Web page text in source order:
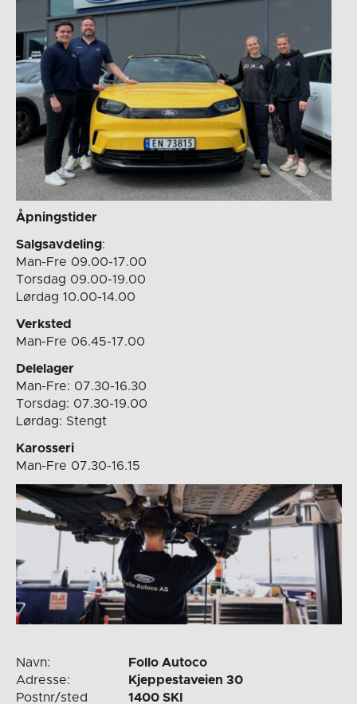
Åpningstider
Salgsavdeling:
Man-Fre 09.00-17.00
Torsdag 09.00-19.00
Lørdag 10.00-14.00
Verksted
Man-Fre 06.45-17.00
Delelager
Man-Fre: 07.30-16.30
Torsdag: 07.30-19.00
Lørdag: Stengt
Karosseri
Man-Fre 07.30-16.15
Navn:
Follo Autoco
Adresse:
Kjeppestaveien 30
Postnr/sted
1400 SKI